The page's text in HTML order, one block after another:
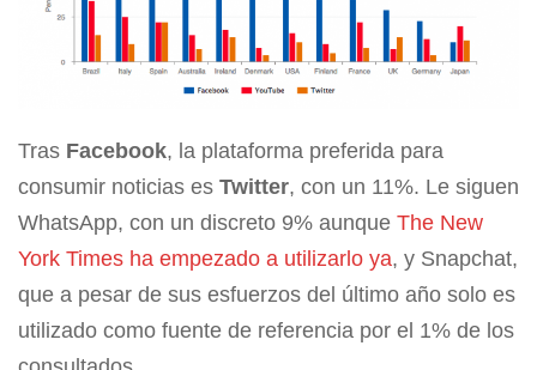
Tras Facebook, la plataforma preferida para
consumir noticias es Twitter, con un 11%. Le siguen
WhatsApp, con un discreto 9% aunque The New
York Times ha empezado a utilizarlo ya, y Snapchat,
que a pesar de sus esfuerzos del último año solo es
utilizado como fuente de referencia por el 1% de los